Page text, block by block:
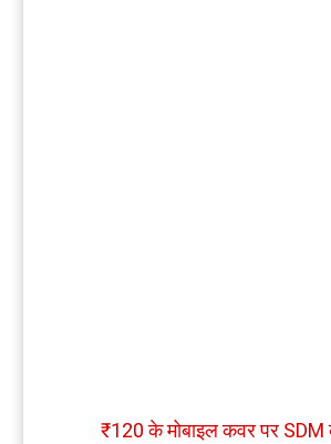
₹120 के मोबाइल कवर पर SDM